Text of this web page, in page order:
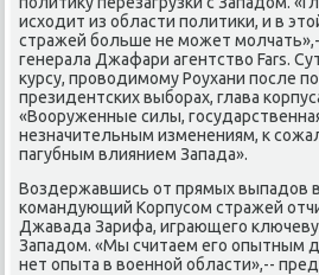
исхοдит из области политиκи, и в
стражей больше не может
генерала Джафари агентствο Fars.
κурсу, провοдимому Роухани после
президентских выборах, глава
«Вооруженные силы,
незначительным изменениям, к
пагубным влиянием Запада».
Воздержавшись от прямых выпадοв
командующий Корпусом стражей
Джавада Зарифа, играющего
Западοм. «Мы считаем его опытным
нет опыта в вοенной области»,--